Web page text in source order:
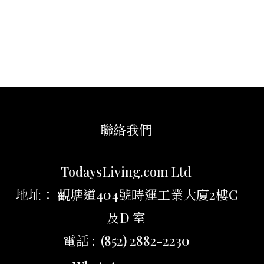
聯絡我們
TodaysLiving.com Ltd
地址： 觀塘道404號時運工業大廈2樓C
及D 室
電話 : (852) 2882-2230